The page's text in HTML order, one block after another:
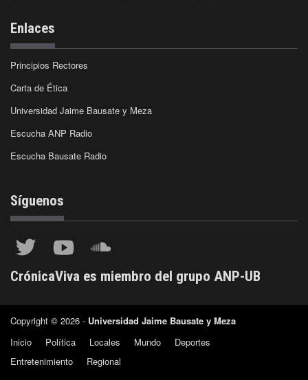
Enlaces
Principios Rectores
Carta de Ética
Universidad Jaime Bausate y Meza
Escucha ANP Radio
Escucha Bausate Radio
Síguenos
CrónicaViva es miembro del grupo ANP-UB
Copyright © 2026 - Universidad Jaime Bausate y Meza
Inicio
Política Locales Mundo
Deportes
Entretenimiento
Regional